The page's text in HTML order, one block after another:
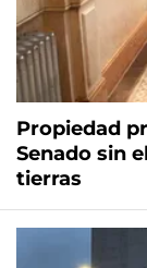
Propiedad
Senado sin
tierras